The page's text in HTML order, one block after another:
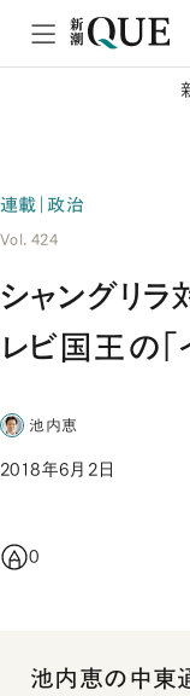
連載｜政治
Vol. 424
シャングリ
レビ国王の「
池内恵
2018年6月2日
0
池内恵の中東